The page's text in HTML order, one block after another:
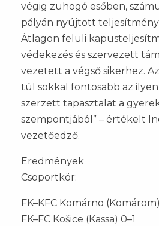
végig zuhogó esőben,
pályán nyújtott
Átlagon felüli
védekezés és szervezett
vezetett a végső sikerhez.
túl sokkal fontosabb az
szerzett tapasztalat a
szempontjából” – értékelt
vezetőedző.
Eredmények
Csoportkör:
FK–KFC Komárno
FK–FC Košice (Kassa) 0–1